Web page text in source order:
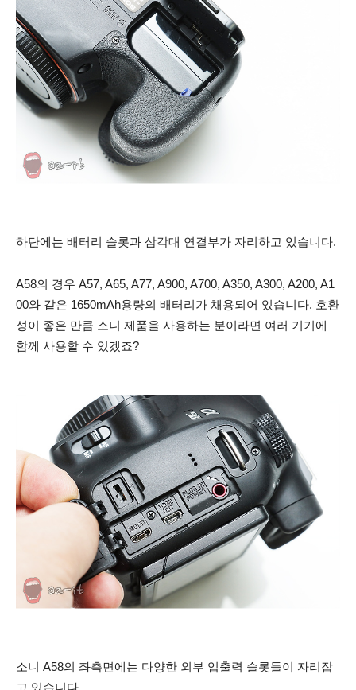
하단에는 배터리 슬롯과 삼각대 연결부가 자리하고 있습니다.
A58의 경우 A57, A65, A77, A900, A700, A350, A300, A200, A1
00와 같은 1650mAh용량의 배터리가 채용되어 있습니다. 호환
성이 좋은 만큼 소니 제품을 사용하는 분이라면 여러 기기에
함께 사용할 수 있겠죠?
소니 A58의 좌측면에는 다양한 외부 입출력 슬롯들이 자리잡